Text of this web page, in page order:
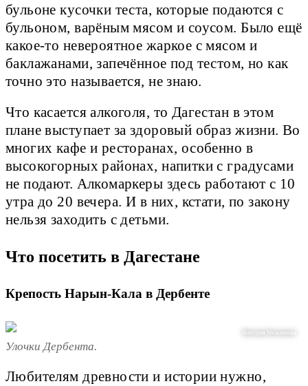
бульоне кусочки теста, которые подаются с
бульоном, варёным мясом и соусом. Было ещё
какое-то невероятное жаркое с мясом и
баклажанами, запечённое под тестом, но как
точно это называется, не знаю.
Что касается алкоголя, то Дагестан в этом
плане выступает за здоровый образ жизни. Во
многих кафе и ресторанах, особенно в
высокогорных районах, напитки с градусами
не подают. Алкомаркеры здесь работают с 10
утра до 20 вечера. И в них, кстати, по закону
нельзя заходить с детьми.
Что посетить в Дагестане
Крепость Нарын-Кала в Дербенте
Виктория Мельникова
Улочки Дербента.
Любителям древности и истории нужно,